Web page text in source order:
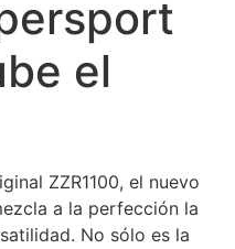
el
ZZR1100, el nuevo
a la perfección la
No sólo es la